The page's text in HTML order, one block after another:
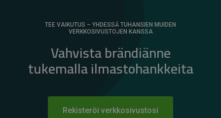
TEE VAIKUTUS – YHDESSÄ TUHANSIEN MUIDEN
VERKKOSIVUSTOJEN KANSSA
Vahvista brändiänne
tukemalla ilmastohankkeita
Rekisteröi verkkosivustosi